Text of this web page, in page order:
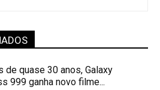
de quase 30 anos, Galaxy
999 ganha novo filme...